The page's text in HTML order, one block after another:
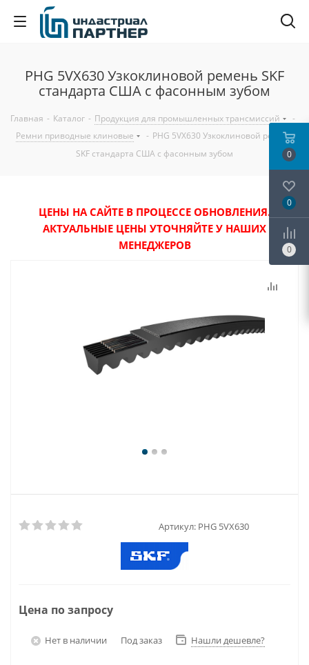
PHG 5VX630 Узкоклиновой ремень SKF
стандарта США с фасонным зубом
Главная - Каталог - Продукция для промышленных трансмиссий
-
Ремни приводные клиновые
- PHG 5VX630 Узкоклиновой ремень
SKF стандарта США с фасонным зубом
ЦЕНЫ НА САЙТЕ В ПРОЦЕССЕ ОБНОВЛЕНИЯ.
АКТУАЛЬНЫЕ ЦЕНЫ УТОЧНЯЙТЕ У НАШИХ
МЕНЕДЖЕРОВ
Артикул: PHG 5VX630
Цена по запросу
Нет в наличии Под заказ Нашли дешевле?
0
0
0